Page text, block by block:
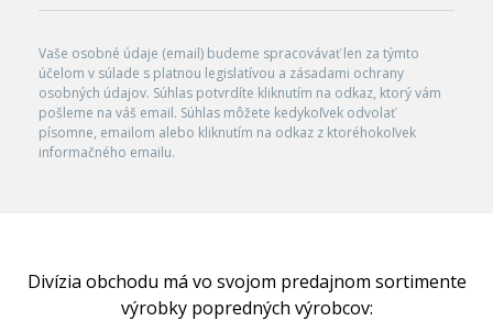
Vaše osobné údaje (email) budeme spracovávať len za týmto
účelom v súlade s platnou legislatívou a zásadami ochrany
osobných údajov. Súhlas potvrdíte kliknutím na odkaz, ktorý vám
pošleme na váš email. Súhlas môžete kedykoľvek odvolať
písomne, emailom alebo kliknutím na odkaz z ktoréhokoľvek
informačného emailu.
Divízia obchodu má vo svojom predajnom sortimente
výrobky popredných výrobcov: